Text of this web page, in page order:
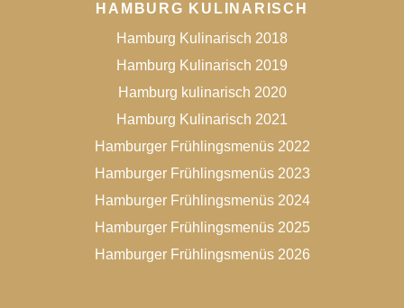
HAMBURG KULINARISCH
Hamburg Kulinarisch 2018
Hamburg Kulinarisch 2019
Hamburg kulinarisch 2020
Hamburg Kulinarisch 2021
Hamburger Frühlingsmenüs 2022
Hamburger Frühlingsmenüs 2023
Hamburger Frühlingsmenüs 2024
Hamburger Frühlingsmenüs 2025
Hamburger Frühlingsmenüs 2026